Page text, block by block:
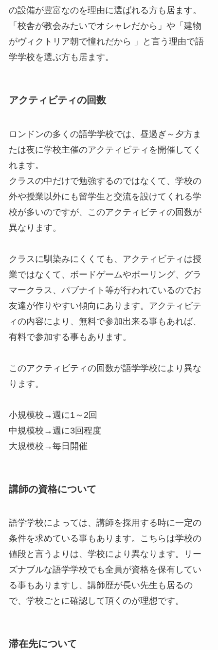
の設備が豊富なのを理由に選ばれる方も居ます。
「校舎が教会みたいでオシャレだから」や「建物
がヴィクトリア朝で憧れだから 」と言う理由で語
学学校を選ぶ方も居ます。
アクティビティの回数
ロンドンの多くの語学学校では、昼過ぎ～夕方ま
たは夜に学校主催のアクティビティを開催してく
れます。
クラスの中だけで勉強するのではなくて、学校の
外や授業以外にも留学生と交流を設けてくれる学
校が多いのですが、このアクティビティの回数が
異なります。
クラスに馴染みにくくても、アクティビティは授
業ではなくて、ボードゲームやボーリング、グラ
マークラス、パブナイト等が行われているのでお
友達が作りやすい傾向にあります。アクティビテ
ィの内容により、無料で参加出来る事もあれば、
有料で参加する事もあります。
このアクティビティの回数が語学学校により異な
ります。
小規模校→週に1～2回
中規模校→週に3回程度
大規模校→毎日開催
講師の資格について
語学学校によっては、講師を採用する時に一定の
条件を求めている事もあります。こちらは学校の
値段と言うよりは、学校により異なります。リー
ズナブルな語学学校でも全員が資格を保有してい
る事もありますし、講師歴が長い先生も居るの
で、学校ごとに確認して頂くのが理想です。
滞在先について